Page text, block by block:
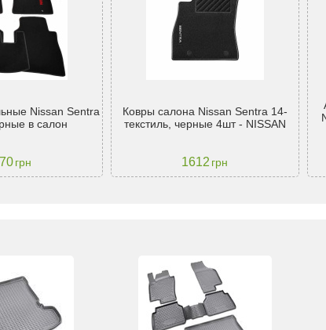
Nissan Sentra
в салон
грн
Ковры салона Nissan Sentra 14-
текстиль, черные 4шт - NISSAN
1612 грн